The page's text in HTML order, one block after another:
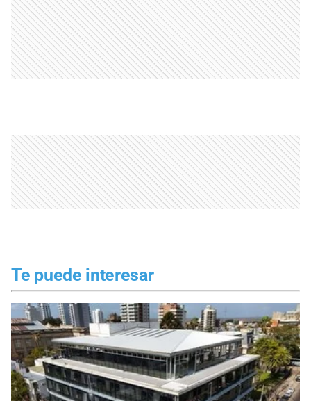
Te puede interesar